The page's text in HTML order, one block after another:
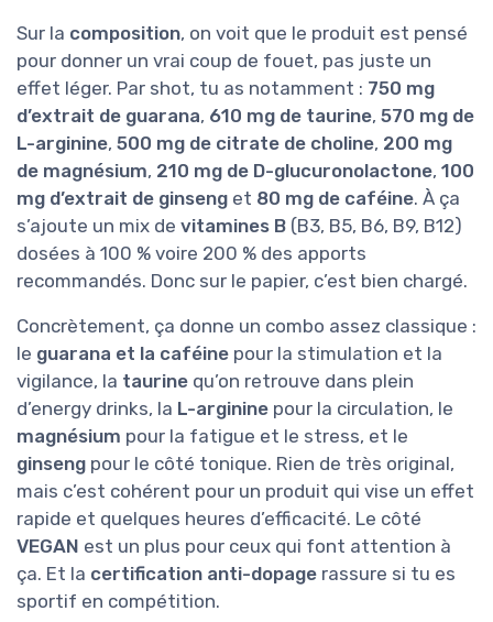
Sur la composition, on voit que le produit est pensé
pour donner un vrai coup de fouet, pas juste un
effet léger. Par shot, tu as notamment : 750 mg
d’extrait de guarana, 610 mg de taurine, 570 mg de
L-arginine, 500 mg de citrate de choline, 200 mg
de magnésium, 210 mg de D-glucuronolactone, 100
mg d’extrait de ginseng et 80 mg de caféine. À ça
s’ajoute un mix de vitamines B (B3, B5, B6, B9, B12)
dosées à 100 % voire 200 % des apports
recommandés. Donc sur le papier, c’est bien chargé.
Concrètement, ça donne un combo assez classique :
le guarana et la caféine pour la stimulation et la
vigilance, la taurine qu’on retrouve dans plein
d’energy drinks, la L-arginine pour la circulation, le
magnésium pour la fatigue et le stress, et le
ginseng pour le côté tonique. Rien de très original,
mais c’est cohérent pour un produit qui vise un effet
rapide et quelques heures d’efficacité. Le côté
VEGAN est un plus pour ceux qui font attention à
ça. Et la certification anti-dopage rassure si tu es
sportif en compétition.